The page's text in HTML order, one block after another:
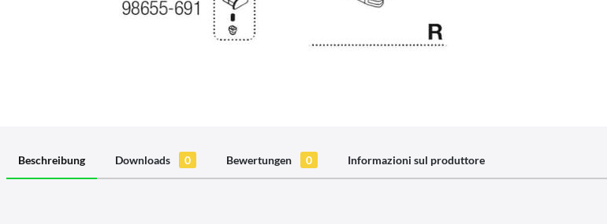
Beschreibung Downloads 0 Bewertungen 0 Informazioni sul produttore